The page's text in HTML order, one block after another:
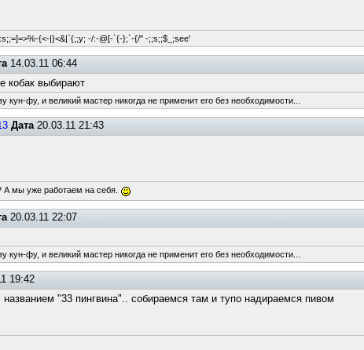
{<-|}<&|`{;;y; -/:-@[-`{-};`-{/" -;;s;;$_;see'
14.03.11 06:44
кобак выбирают
кун-фу, и великий мастер никогда не применит его без необходимости...
Дата20.03.11 21:43
А мы уже работаем на себя.
20.03.11 22:07
кун-фу, и великий мастер никогда не применит его без необходимости...
19:42
"33 пингвина".. собираемся там и тупо надираемся пивом